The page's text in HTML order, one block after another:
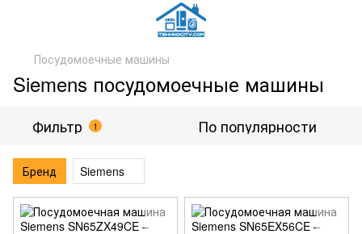
Посудомоечные машины
Siemens посудомоечные машины
Фильтр 1 По популярности
Бренд Siemens